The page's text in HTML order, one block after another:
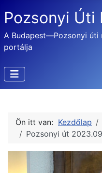
Pozsonyi Úti
A Budapest—Pozsonyi úti
portálja
Ön itt van: Kezdőlap
Pozsonyi út